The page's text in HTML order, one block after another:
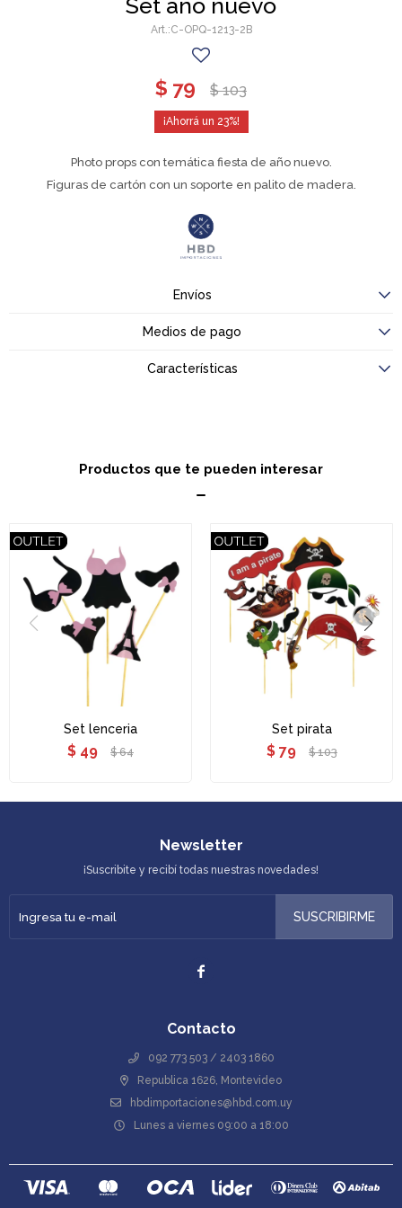
Set año nuevo
C-OPQ-1213-2B
$ 79 $ 103
23
Photo props con temática fiesta de año nuevo.
Figuras de cartón con un soporte en palito de madera.
Envíos
Medios de pago
Características
Productos que te pueden interesar
Set lenceria
$ 49 $ 64
Set pirata
$ 79 $ 103
Contacto
092 773 503 / 2403 1860
Republica 1626, Montevideo
hbdimportaciones@hbd.com.uy
Lunes a viernes 09:00 a 18:00
Newsletter
¡Suscribite y recibí todas nuestras novedades!
SUSCRIBIRME
